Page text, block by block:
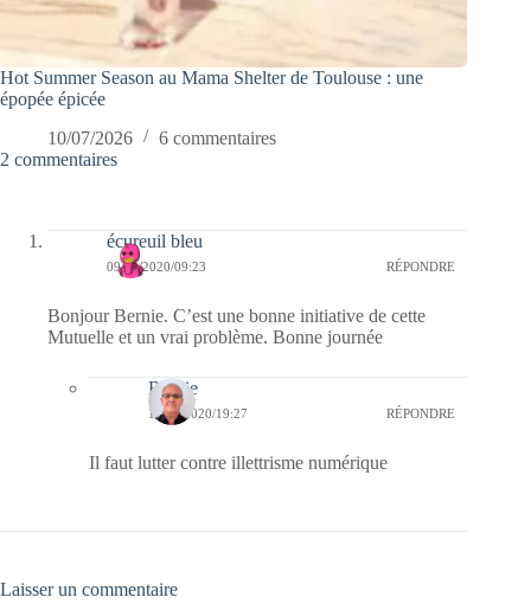
Hot Summer Season au Mama Shelter de Toulouse : une
épopée épicée
10/07/2026
6 commentaires
2 commentaires
écureuil bleu
09/01/2020/09:23 RÉPONDRE
Bonjour Bernie. C’est une bonne initiative de cette
Mutuelle et un vrai problème. Bonne journée
Bernie
10/01/2020/19:27 RÉPONDRE
Il faut lutter contre illettrisme numérique
Laisser un commentaire